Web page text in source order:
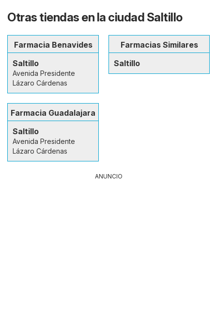
Otras tiendas en la ciudad Saltillo
Farmacia Benavides
Saltillo
Avenida Presidente
Lázaro Cárdenas
Farmacias Similares
Saltillo
Farmacia Guadalajara
Saltillo
Avenida Presidente
Lázaro Cárdenas
ANUNCIO